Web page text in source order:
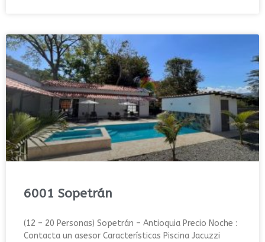
6001 Sopetrán
(12 – 20 Personas) Sopetrán – Antioquia Precio Noche :
Contacta un asesor Características Piscina Jacuzzi